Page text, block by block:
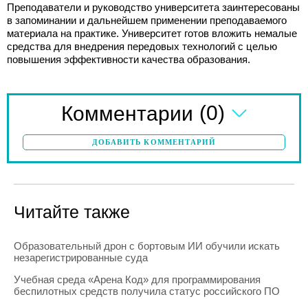
Преподаватели и руководство университета заинтересованы
в запоминании и дальнейшем применении преподаваемого
материала на практике. Университет готов вложить немалые
средства для внедрения передовых технологий с целью
повышения эффективности качества образования.
Комментарии (0)
ДОБАВИТЬ КОММЕНТАРИЙ
Читайте также
Образовательный дрон с бортовым ИИ обучили искать
незарегистрированные суда
Учебная среда «Арена Код» для программирования
беспилотных средств получила статус российского ПО